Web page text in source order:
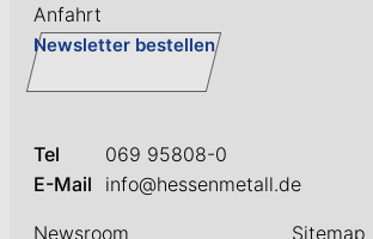
Anfahrt
Newsletter bestellen
Tel
069 95808-0
E-Mail
info@hessenmetall.de
Newsroom Sitemap